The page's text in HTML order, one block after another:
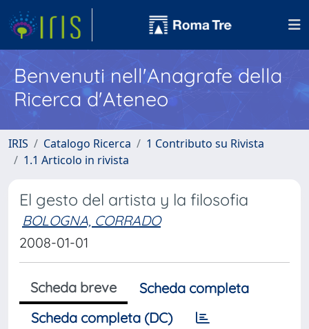
Benvenuti nell'Anagrafe della
Ricerca d'Ateneo
IRIS Catalogo Ricerca
1 Contributo su Rivista
1.1 Articolo in rivista
El gesto del artista y la filosofia
BOLOGNA, CORRADO
2008-01-01
Scheda breve
Scheda completa
Scheda completa (DC)